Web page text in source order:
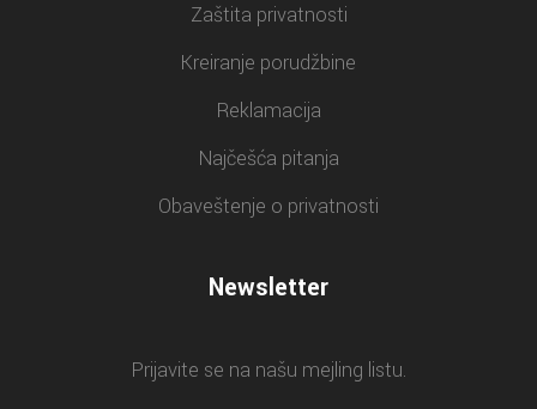
Zaštita privatnosti
Kreiranje porudžbine
Reklamacija
Najčešća pitanja
Obaveštenje o privatnosti
Newsletter
Prijavite se na našu mejling listu.